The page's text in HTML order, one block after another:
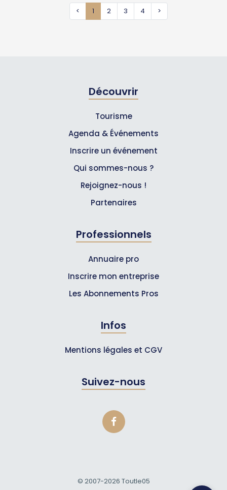
< 1 2 3 4 >
Découvrir
Tourisme
Agenda & Événements
Inscrire un événement
Qui sommes-nous ?
Rejoignez-nous !
Partenaires
Professionnels
Annuaire pro
Inscrire mon entreprise
Les Abonnements Pros
Infos
Mentions légales et CGV
Suivez-nous
© 2007-2026 Toutle05